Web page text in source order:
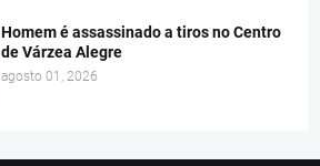
Homem é assassinado a tiros no Centro
de Várzea Alegre
agosto 01, 2026